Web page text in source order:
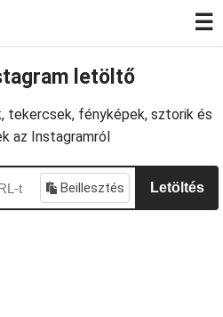
☰
letöltő
tekercsek, fényképek, sztorik és
az Instagramról
Beillesztés Letöltés